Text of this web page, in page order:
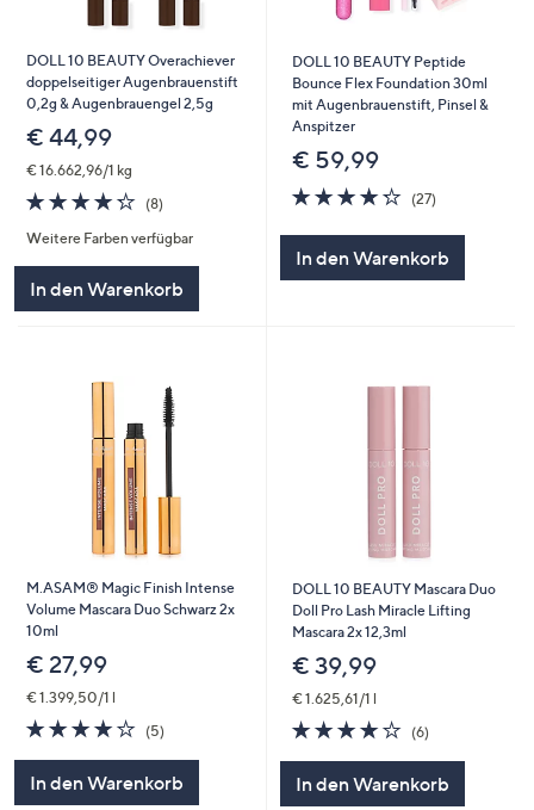
DOLL 10 BEAUTY Overachiever
doppelseitiger Augenbrauenstift
0,2g & Augenbrauengel 2,5g
€ 44,99
€ 16.662,96/1 kg
4.2
von
5
(8)
Weitere Farben verfügbar
In den Warenkorb
DOLL 10 BEAUTY Peptide
Bounce Flex Foundation 30ml
mit Augenbrauenstift, Pinsel &
Anspitzer
€ 59,99
4.2
von
5
(27)
In den Warenkorb
M.ASAM® Magic Finish Intense
Volume Mascara Duo Schwarz 2x
10ml
€ 27,99
€ 1.399,50/1 l
4.2
von
(5)
In den Warenkorb
DOLL 10 BEAUTY Mascara Duo
Doll Pro Lash Miracle Lifting
Mascara 2x 12,3ml
€ 39,99
€ 1.625,61/1 l
4.2
von
5
(6)
In den Warenkorb